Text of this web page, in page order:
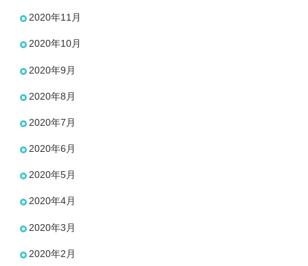
2020年11月
2020年10月
2020年9月
2020年8月
2020年7月
2020年6月
2020年5月
2020年4月
2020年3月
2020年2月